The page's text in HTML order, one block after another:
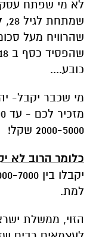
כל ומר הרוב לא
למת.
הזוי, ממשלת
יכולים ליהנות
בשקלים...טוב נו,
באמצעות מילים,
ממשלה!
ד"ר לחמני נשמע
"עצמאיים עוד
נקלעו אליו, או
מקורונה - בגלל